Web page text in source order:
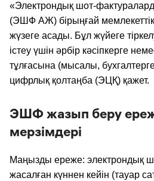
«Электрондық шот-
(ЭШФ АЖ) бірыңғай
жүзеге асады. Бұл жүйеге
істеу үшін әрбір кәсіпкерге
тұлғасына (мысалы,
цифрлық қолтаңба (ЭЦҚ) қажет.
ЭШФ жазып беру
мерзімдері
Маңызды ереже: электрондық
жасалған күннен кейін (тауар